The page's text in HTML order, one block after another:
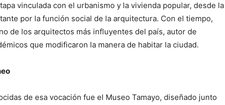
vinculada con el urbanismo y la vivienda popular, desde la
por la función social de la arquitectura. Con el tiempo,
de los arquitectos más influyentes del país, autor de
que modificaron la manera de habitar la ciudad.
de esa vocación fue el Museo Tamayo, diseñado junto